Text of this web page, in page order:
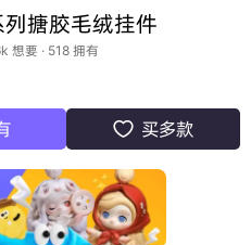
搪胶毛绒挂件
想要 · 518 拥有
 买多款